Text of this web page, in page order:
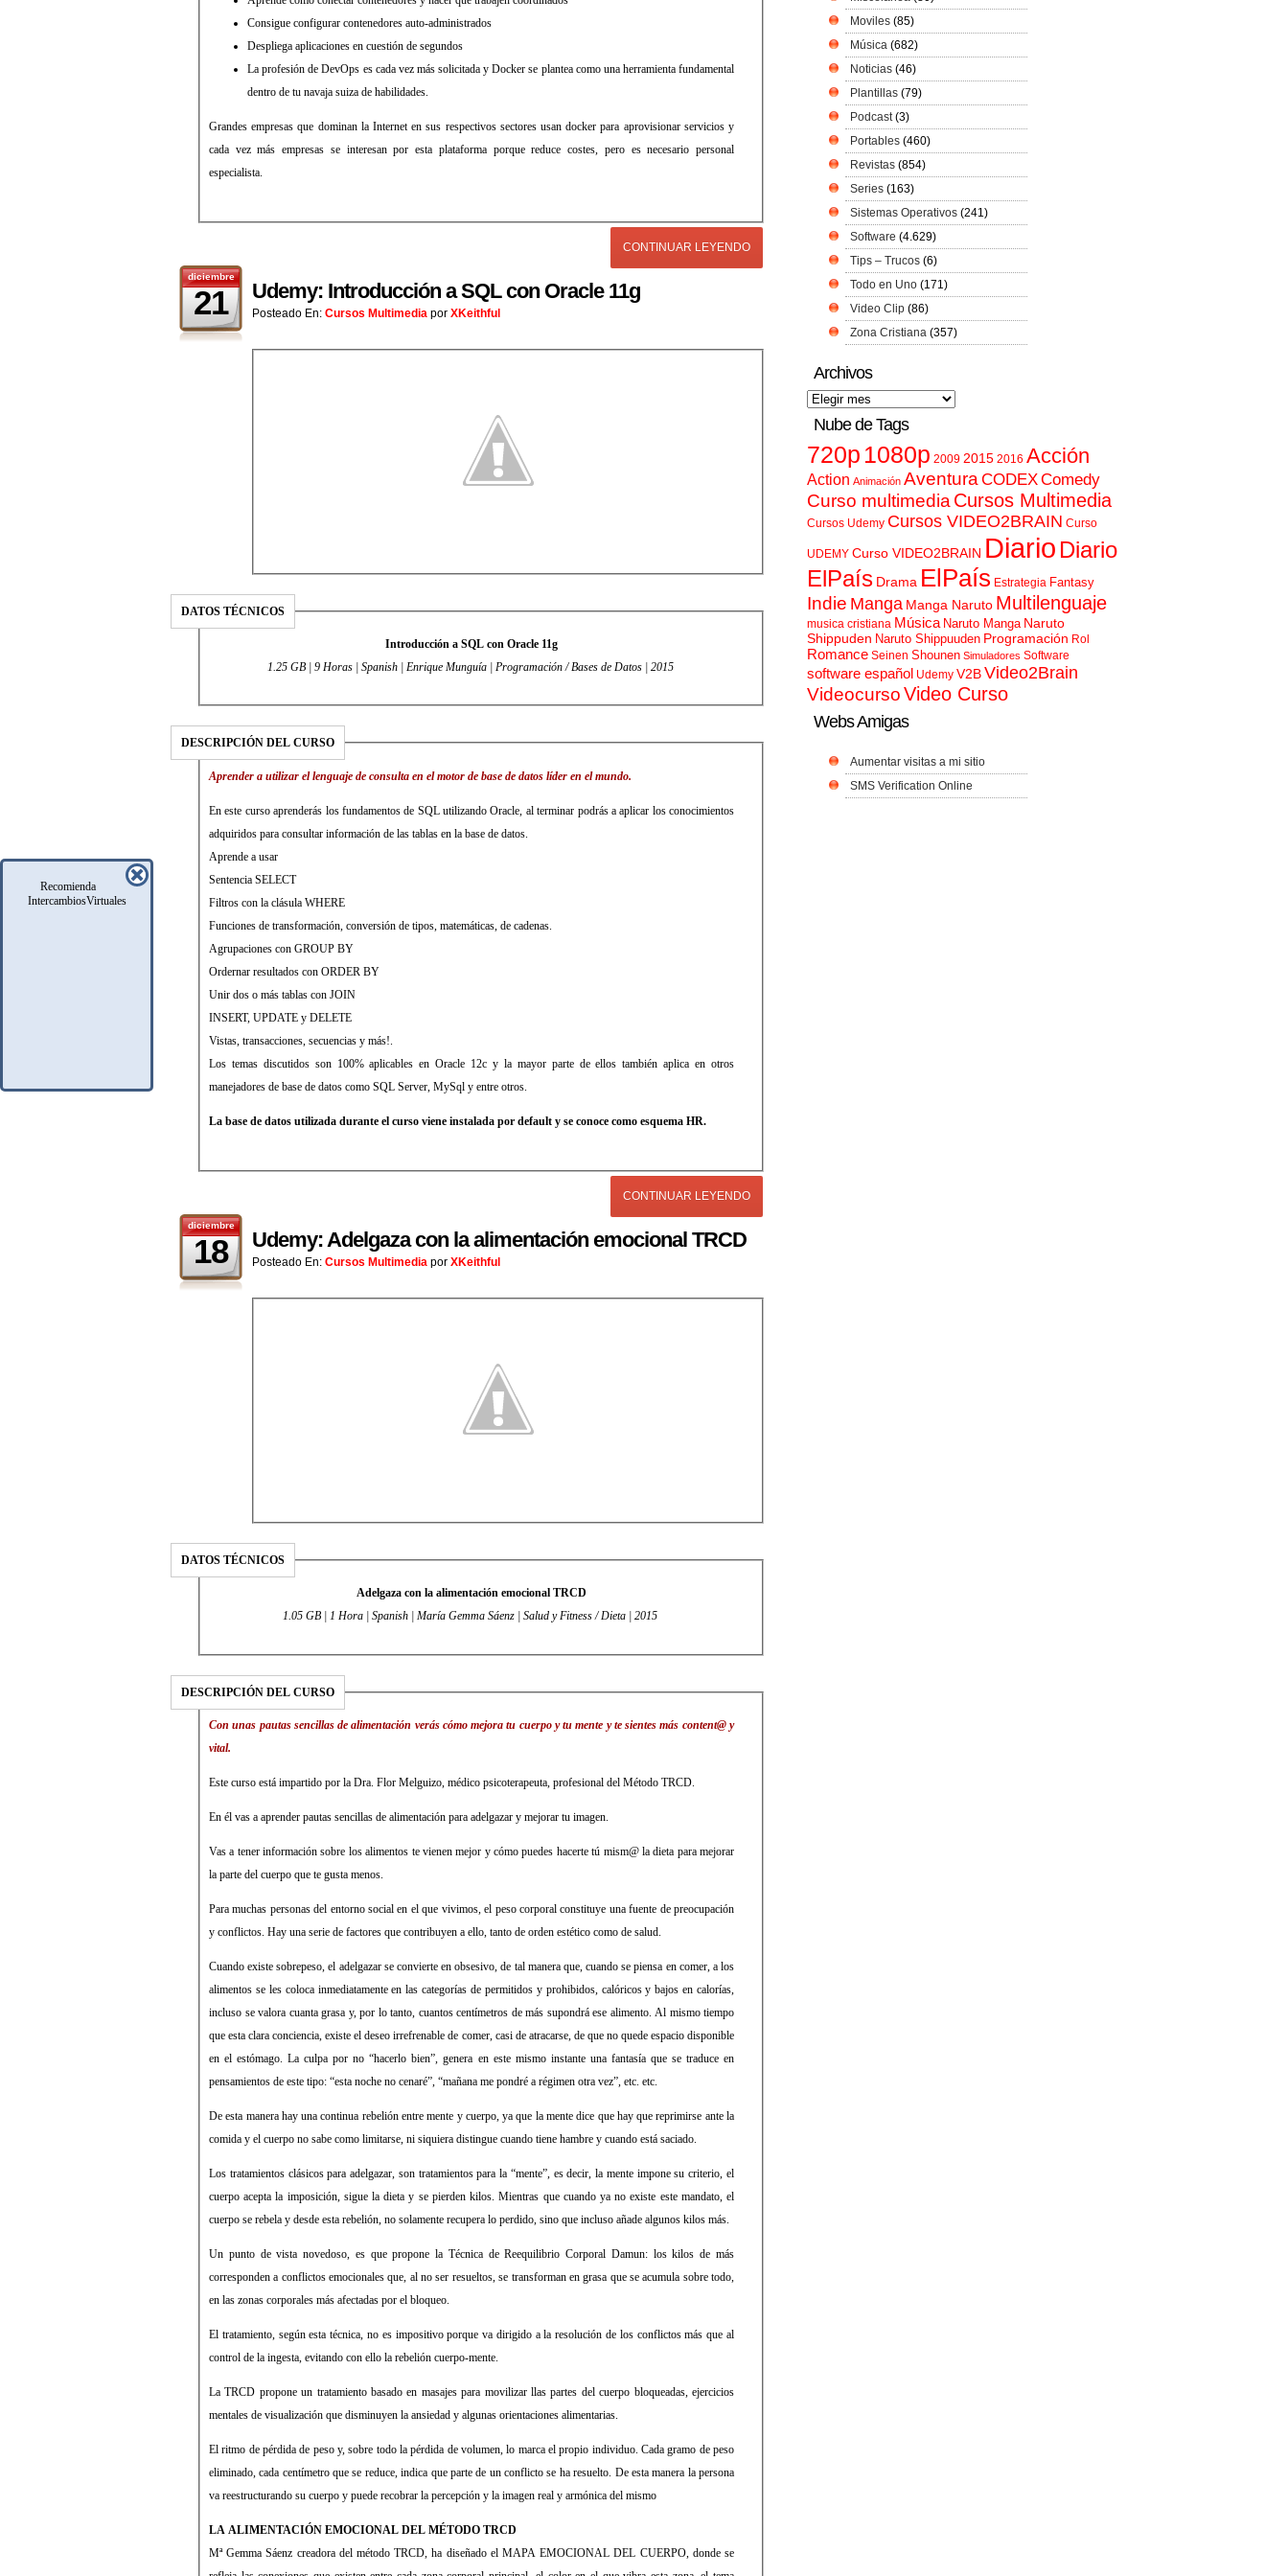
Recomienda
IntercambiosVirtuales
Consigue configurar contenedores auto-administrados
Despliega aplicaciones en cuestión de segundos
La profesión de DevOps es cada vez más solicitada y Docker se plantea como una herramienta fundamental
dentro de tu navaja suiza de habilidades.
Grandes empresas que dominan la Internet en sus respectivos sectores usan docker para aprovisionar servicios y
cada vez más empresas se interesan por esta plataforma porque reduce costes, pero es necesario personal
especialista.
CONTINUAR LEYENDO
diciembre
21 Udemy: Introducción a SQL con Oracle 11g
Posteado En: Cursos Multimedia por XKeithful
DATOS TÉCNICOS
Introducción a SQL con Oracle 11g
1.25 GB | 9 Horas | Spanish | Enrique Munguía | Programación / Bases de Datos | 2015
DESCRIPCIÓN DEL CURSO
Aprender a utilizar el lenguaje de consulta en el motor de base de datos líder en el mundo.
En este curso aprenderás los fundamentos de SQL utilizando Oracle, al terminar podrás a aplicar los conocimientos
adquiridos para consultar información de las tablas en la base de datos.
Aprende a usar
Sentencia SELECT
Filtros con la clásula WHERE
Funciones de transformación, conversión de tipos, matemáticas, de cadenas.
Agrupaciones con GROUP BY
Ordernar resultados con ORDER BY
Unir dos o más tablas con JOIN
INSERT, UPDATE y DELETE
Vistas, transacciones, secuencias y más!.
Los temas discutidos son 100% aplicables en Oracle 12c y la mayor parte de ellos también aplica en otros
manejadores de base de datos como SQL Server, MySql y entre otros.
La base de datos utilizada durante el curso viene instalada por default y se conoce como esquema HR.
CONTINUAR LEYENDO
diciembre
18 Udemy: Adelgaza con la alimentación emocional TRCD
Posteado En: Cursos Multimedia por XKeithful
DATOS TÉCNICOS
Adelgaza con la alimentación emocional TRCD
1.05 GB | 1 Hora | Spanish | María Gemma Sáenz | Salud y Fitness / Dieta | 2015
DESCRIPCIÓN DEL CURSO
Con unas pautas sencillas de alimentación verás cómo mejora tu cuerpo y tu mente y te sientes más content@ y
vital.
Este curso está impartido por la Dra. Flor Melguizo, médico psicoterapeuta, profesional del Método TRCD.
En él vas a aprender pautas sencillas de alimentación para adelgazar y mejorar tu imagen.
Vas a tener información sobre los alimentos te vienen mejor y cómo puedes hacerte tú mism@ la dieta para mejorar
la parte del cuerpo que te gusta menos.
Para muchas personas del entorno social en el que vivimos, el peso corporal constituye una fuente de preocupación
y conflictos. Hay una serie de factores que contribuyen a ello, tanto de orden estético como de salud.
Cuando existe sobrepeso, el adelgazar se convierte en obsesivo, de tal manera que, cuando se piensa en comer, a los
alimentos se les coloca inmediatamente en las categorías de permitidos y prohibidos, calóricos y bajos en calorías,
incluso se valora cuanta grasa y, por lo tanto, cuantos centímetros de más supondrá ese alimento. Al mismo tiempo
que esta clara conciencia, existe el deseo irrefrenable de comer, casi de atracarse, de que no quede espacio disponible
en el estómago. La culpa por no “hacerlo bien”, genera en este mismo instante una fantasía que se traduce en
pensamientos de este tipo: “esta noche no cenaré”, “mañana me pondré a régimen otra vez”, etc. etc.
De esta manera hay una continua rebelión entre mente y cuerpo, ya que la mente dice que hay que reprimirse ante la
comida y el cuerpo no sabe como limitarse, ni siquiera distingue cuando tiene hambre y cuando está saciado.
Los tratamientos clásicos para adelgazar, son tratamientos para la “mente”, es decir, la mente impone su criterio, el
cuerpo acepta la imposición, sigue la dieta y se pierden kilos. Mientras que cuando ya no existe este mandato, el
cuerpo se rebela y desde esta rebelión, no solamente recupera lo perdido, sino que incluso añade algunos kilos más.
Un punto de vista novedoso, es que propone la Técnica de Reequilibrio Corporal Damun: los kilos de más
corresponden a conflictos emocionales que, al no ser resueltos, se transforman en grasa que se acumula sobre todo,
en las zonas corporales más afectadas por el bloqueo.
El tratamiento, según esta técnica, no es impositivo porque va dirigido a la resolución de los conflictos más que al
control de la ingesta, evitando con ello la rebelión cuerpo-mente.
La TRCD propone un tratamiento basado en masajes para movilizar llas partes del cuerpo bloqueadas, ejercicios
mentales de visualización que disminuyen la ansiedad y algunas orientaciones alimentarias.
El ritmo de pérdida de peso y, sobre todo la pérdida de volumen, lo marca el propio individuo. Cada gramo de peso
eliminado, cada centímetro que se reduce, indica que parte de un conflicto se ha resuelto. De esta manera la persona
va reestructurando su cuerpo y puede recobrar la percepción y la imagen real y armónica del mismo
LA ALIMENTACIÓN EMOCIONAL DEL MÉTODO TRCD
Mª Gemma Sáenz creadora del método TRCD, ha diseñado el MAPA EMOCIONAL DEL CUERPO, donde se
Moviles (85)
Música (682)
Noticias (46)
Plantillas (79)
Podcast(3)
Portables (460)
Revistas (854)
Series (163)
Sistemas Operativos (241)
Software (4.629)
Tips – Trucos (6)
Todo en Uno (171)
Video Clip (86)
Zona Cristiana (357)
Archivos
Nube de Tags
720p 1080p 2009 2015 2016 Acción
Action Animación AventuraCODEXComedy
Curso multimediaCursos Multimedia
Cursos Udemy Cursos VIDEO2BRAIN Curso
UDEMY Curso VIDEO2BRAIN Diario Diario
ElPaís Drama ElPaís Estrategia Fantasy
Indie Manga Manga Naruto Multilenguaje
musica cristiana Música Naruto Manga Naruto
Shippuden Naruto Shippuuden Programación Rol
Romance Seinen Shounen Simuladores Software
software español Udemy V2BVideo2Brain
VideocursoVideo Curso
Webs Amigas
Aumentar visitas a mi sitio
SMS Verification Online